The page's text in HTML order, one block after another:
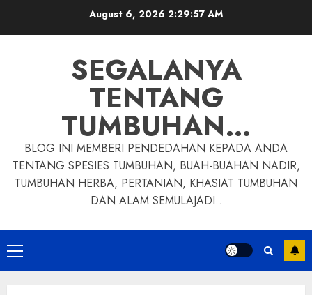
August 6, 2026 2:29:58 AM
SEGALANYA
TENTANG
TUMBUHAN…
BLOG INI MEMBERI PENDEDAHAN KEPADA ANDA
TENTANG SPESIES TUMBUHAN, BUAH-BUAHAN NADIR,
TUMBUHAN HERBA, PERTANIAN, KHASIAT TUMBUHAN
DAN ALAM SEMULAJADI..
Primary
Menu